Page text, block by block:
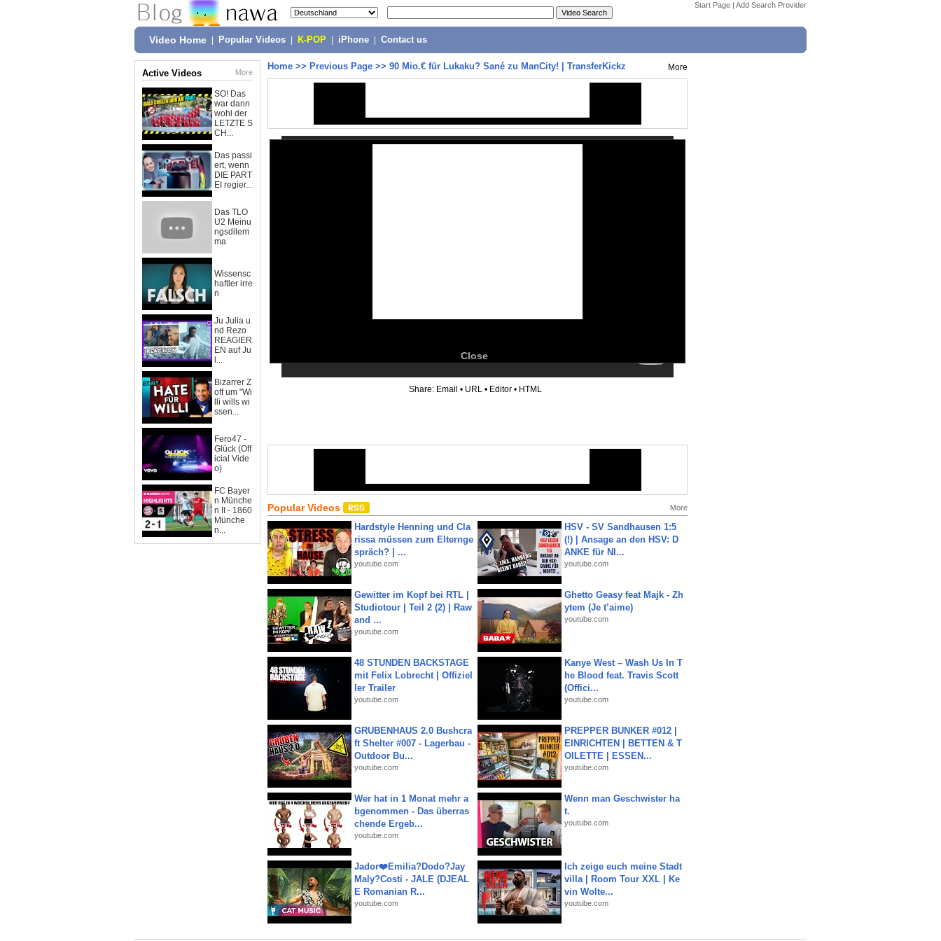
Start Page | Add Search Provider
Video Home Popular Videos K-POP iPhone Contact us
Active Videos More
SO! Das
war dann
wohl der
LETZTE S
CH...
Das passi
ert, wenn
DIE PART
EI regier...
Das TLO
U2 Meinu
ngsdilem
ma
Wissensc
haftler irre
n
Ju Julia u
nd Rezo
REAGIER
EN auf Ju
l...
Bizarrer Z
off um "Wi
lli wills wi
ssen...
Fero47 -
Glück (Off
icial Vide
o)
FC Bayer
n Münche
n II - 1860
Münche
n...
Home >> Previous Page >> 90 Mio.€ für Lukaku? Sané zu ManCity! | TransferKickz More
Close
Share: Email • URL • Editor • HTML
Popular Videos More
Hardstyle Henning und Cla
rissa müssen zum Elternge
spräch? | ...
youtube.com
HSV - SV Sandhausen 1:5
(!) | Ansage an den HSV: D
ANKE für NI...
youtube.com
Gewitter im Kopf bei RTL |
Studiotour | Teil 2 (2) | Raw
and ...
youtube.com
Ghetto Geasy feat Majk - Zh
ytem (Je t’aime)
youtube.com
48 STUNDEN BACKSTAGE
mit Felix Lobrecht | Offiziel
ler Trailer
youtube.com
Kanye West – Wash Us In T
he Blood feat. Travis Scott
(Offici...
youtube.com
GRUBENHAUS 2.0 Bushcra
ft Shelter #007 - Lagerbau -
Outdoor Bu...
youtube.com
PREPPER BUNKER #012 |
EINRICHTEN | BETTEN & T
OILETTE | ESSEN...
youtube.com
Wer hat in 1 Monat mehr a
bgenommen - Das überras
chende Ergeb...
youtube.com
Wenn man Geschwister ha
t.
youtube.com
Jador❤️Emilia?Dodo?Jay
Maly?Costi - JALE (DJEAL
E Romanian R...
youtube.com
Ich zeige euch meine Stadt
villa | Room Tour XXL | Ke
vin Wolte...
youtube.com